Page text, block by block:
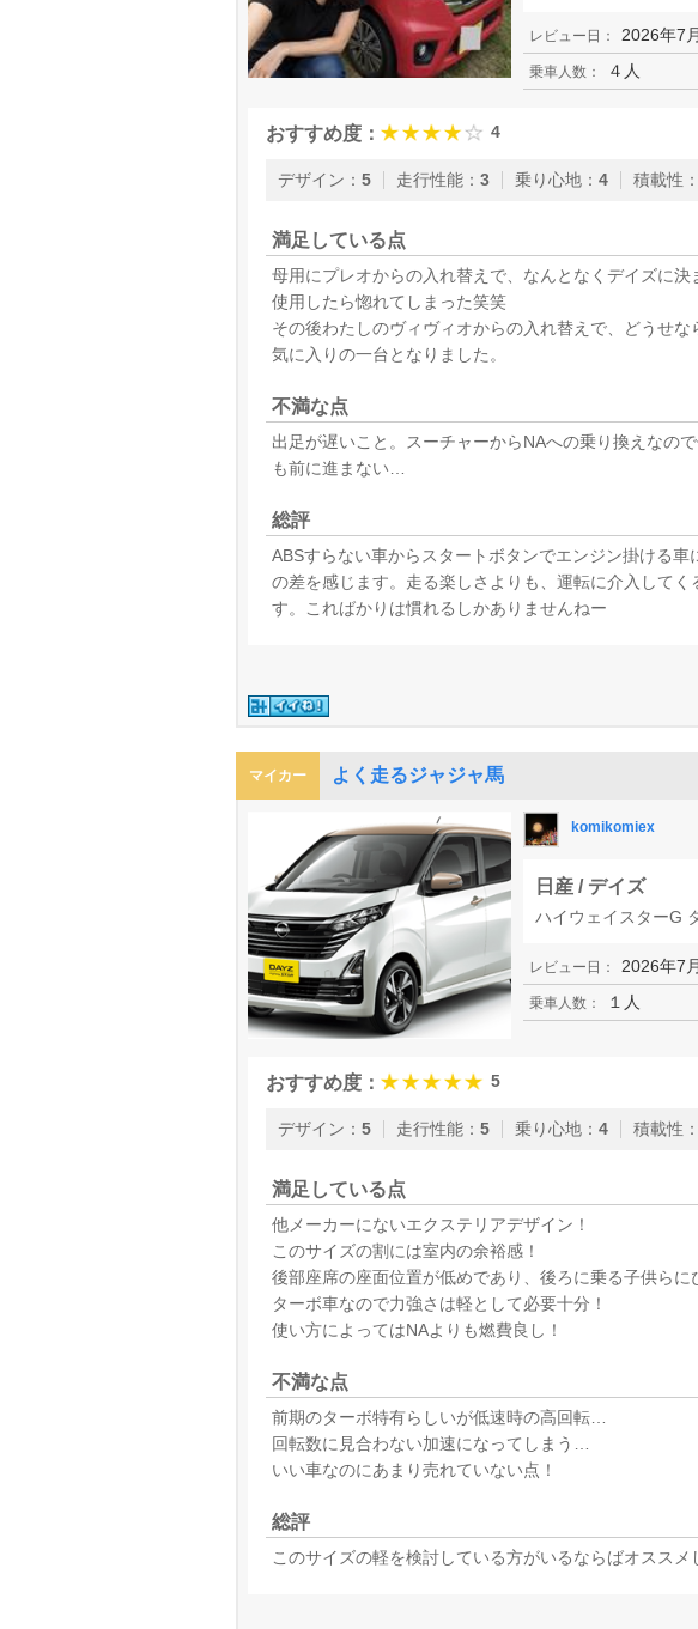
レビュー日： 2026年7
乗車人数： ４人
おすすめ度： 4
デザイン ： 5 走行性能 ： 3 乗り心地 ： 4 積載性 ：
満足している点
母用にプレオからの入れ替えで、なんとなくデイズに
使用したら惚れてしまった笑笑
その後わたしのヴィヴィオからの入れ替えで、どうせ
気に入りの一台となりました。
不満な点
出足が遅いこと。スーチャーからNAへの乗り換えなの
も前に進まない…
総評
ABSすらない車からスタートボタンでエンジン掛ける
の差を感じます。走る楽しさよりも、運転に介入してく
す。こればかりは慣れるしかありませんねー
マイカー よく走るジャジャ馬
komikomiex
日産 / デイズ
ハイウェイスターG
レビュー日： 2026年7
乗車人数： １人
おすすめ度： 5
デザイン ： 5 走行性能 ： 5 乗り心地 ： 4 積載性 ：
満足している点
他メーカーにないエクステリアデザイン！
このサイズの割には室内の余裕感！
後部座席の座面位置が低めであり、後ろに乗る子供らに
ターボ車なので力強さは軽として必要十分！
使い方によってはNAよりも燃費良し！
不満な点
前期のターボ特有らしいが低速時の高回転…
回転数に見合わない加速になってしまう…
いい車なのにあまり売れていない点！
総評
このサイズの軽を検討している方がいるならばオススメ